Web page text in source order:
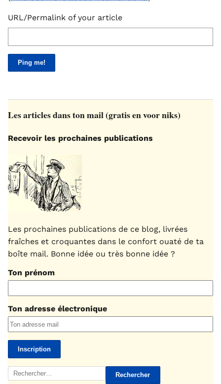
URL/Permalink of your article
Les articles dans ton mail (gratis en voor niks)
Recevoir les prochaines publications
Les prochaines publications de ce blog, livrées
fraîches et croquantes dans le confort ouaté de ta
boîte mail. Bonne idée ou très bonne idée ?
Ton prénom
Ton adresse électronique
Rechercher :